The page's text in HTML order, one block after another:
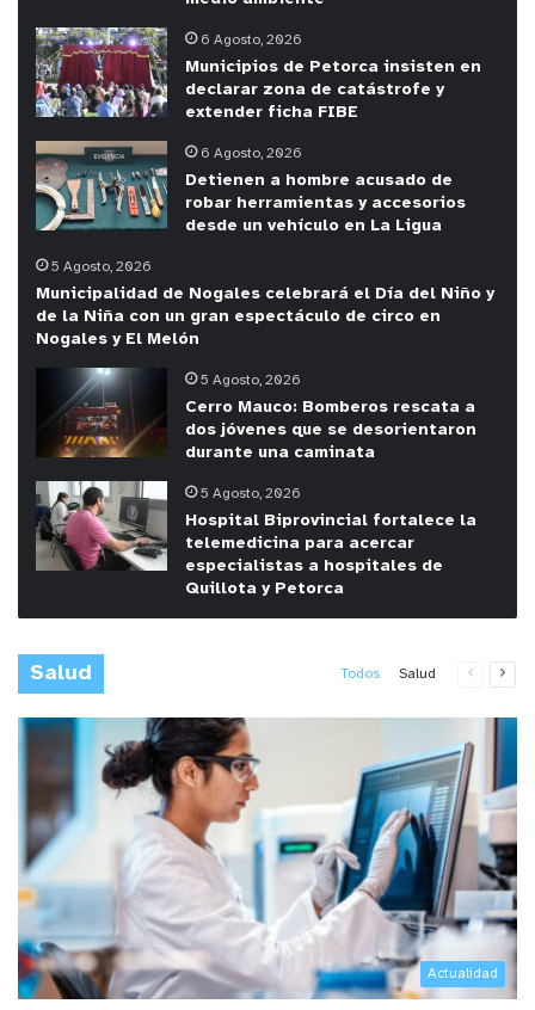
6 Agosto, 2026
Municipios de Petorca insisten en
declarar zona de catástrofe y
extender ficha FIBE
6 Agosto, 2026
Detienen a hombre acusado de
robar herramientas y accesorios
desde un vehículo en La Ligua
5 Agosto, 2026
Municipalidad de Nogales celebrará el Día del Niño y
de la Niña con un gran espectáculo de circo en
Nogales y El Melón
5 Agosto, 2026
Cerro Mauco: Bomberos rescata a
dos jóvenes que se desorientaron
durante una caminata
5 Agosto, 2026
Hospital Biprovincial fortalece la
telemedicina para acercar
especialistas a hospitales de
Quillota y Petorca
Salud Todos Salud
Actualidad